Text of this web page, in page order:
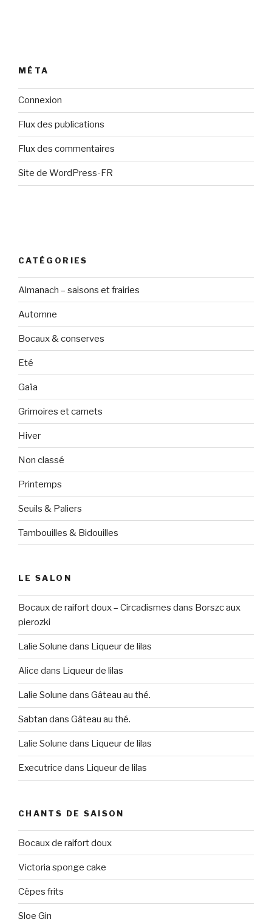
MÉTA
Connexion
Flux des publications
Flux des commentaires
Site de WordPress-FR
CATÉGORIES
Almanach – saisons et frairies
Automne
Bocaux & conserves
Eté
Gaïa
Grimoires et carnets
Hiver
Non classé
Printemps
Seuils & Paliers
Tambouilles & Bidouilles
LE SALON
Bocaux de raifort doux – Circadismes dans Borszc aux
pierozki
Lalie Solune dans Liqueur de lilas
Alice dans Liqueur de lilas
Lalie Solune dans Gâteau au thé.
Sabtan dans Gâteau au thé.
Lalie Solune dans Liqueur de lilas
Executrice dans Liqueur de lilas
CHANTS DE SAISON
Bocaux de raifort doux
Victoria sponge cake
Cèpes frits
Sloe Gin